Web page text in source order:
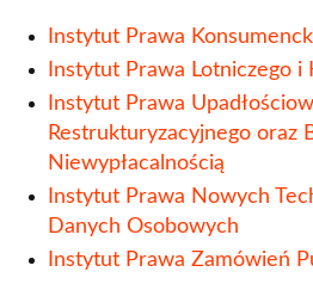
Instytut Prawa
Instytut Prawa Lotniczego i
Instytut Prawa
Restrukturyzacyjnego oraz
Niewypłacalnością
Instytut Prawa Nowych
Danych Osobowych
Instytut Prawa Zamówień
Praktyka indywidualna
Działalność gospodarcza
Praca zawodowa
Praktyka w ramach
Kontakt - Wydział Ekonomii i